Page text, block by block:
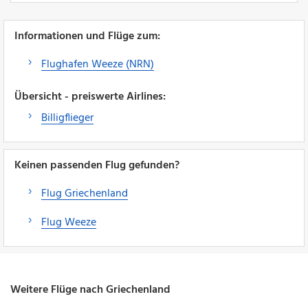
Informationen und Flüge zum:
Flughafen Weeze (NRN)
Übersicht - preiswerte Airlines:
Billigflieger
Keinen passenden Flug gefunden?
Flug Griechenland
Flug Weeze
Weitere Flüge nach Griechenland